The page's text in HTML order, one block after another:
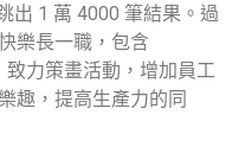
出 1 萬 4000 筆結果。過
樂長一職，包含
致力策畫活動，增加員工
趣，提高生產力的同